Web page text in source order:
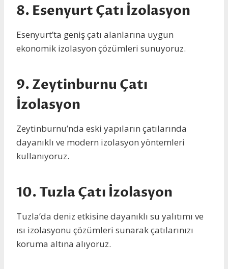
8. Esenyurt Çatı İzolasyon
Esenyurt’ta geniş çatı alanlarına uygun
ekonomik izolasyon çözümleri sunuyoruz.
9.Zeytinburnu Çatı
İzolasyon
Zeytinburnu’nda eski yapıların çatılarında
dayanıklı ve modern izolasyon yöntemleri
kullanıyoruz.
10.Tuzla Çatı İzolasyon
Tuzla’da deniz etkisine dayanıklı su yalıtımı ve
ısı izolasyonu çözümleri sunarak çatılarınızı
koruma altına alıyoruz.